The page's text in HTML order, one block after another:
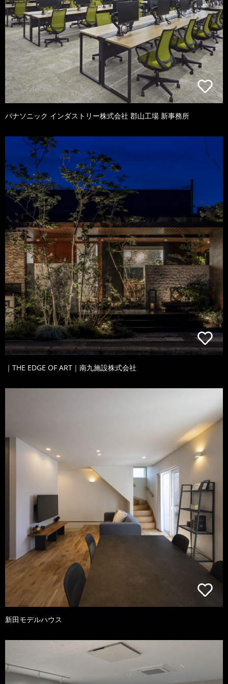
パナソニック インダストリー株式会社 郡山工場 新事務所
｜THE EDGE OF ART｜南九施設株式会社
新田モデルハウス